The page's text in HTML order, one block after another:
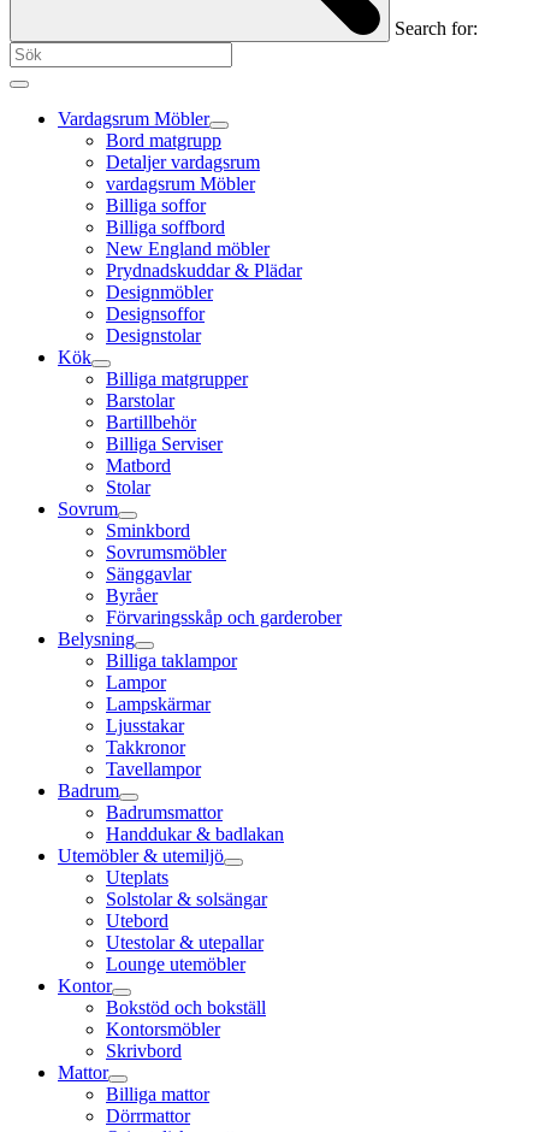
Search for:
Vardagsrum Möbler
Bord matgrupp
Detaljer vardagsrum
vardagsrum Möbler
Billiga soffor
Billiga soffbord
New England möbler
Prydnadskuddar & Plädar
Designmöbler
Designsoffor
Designstolar
Kök
Billiga matgrupper
Barstolar
Bartillbehör
Billiga Serviser
Matbord
Stolar
Sovrum
Sminkbord
Sovrumsmöbler
Sänggavlar
Byråer
Förvaringsskåp och garderober
Belysning
Billiga taklampor
Lampor
Lampskärmar
Ljusstakar
Takkronor
Tavellampor
Badrum
Badrumsmattor
Handdukar & badlakan
Utemöbler & utemiljö
Uteplats
Solstolar & solsängar
Utebord
Utestolar & utepallar
Lounge utemöbler
Kontor
Bokstöd och bokställ
Kontorsmöbler
Skrivbord
Mattor
Billiga mattor
Dörrmattor